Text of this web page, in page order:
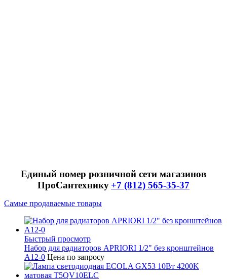
Единый номер розничной сети магазинов
ПроСантехнику +7 (812) 565-35-37
Самые продаваемые товары
Быстрый просмотр
Набор для радиаторов APRIORI 1/2" без кронштейнов
A12-0 Цена по запросу